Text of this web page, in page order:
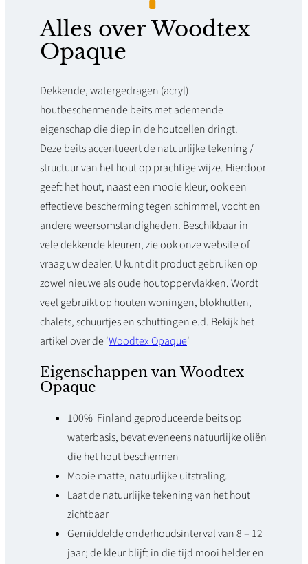
0
u
e
n
t
a
l
Alles over Woodtex
Opaque
Dekkende, watergedragen (acryl)
houtbeschermende beits met ademende
eigenschap die diep in de houtcellen dringt.
Deze beits accentueert de natuurlijke tekening /
structuur van het hout op prachtige wijze. Hierdoor
geeft het hout, naast een mooie kleur, ook een
effectieve bescherming tegen schimmel, vocht en
andere weersomstandigheden. Beschikbaar in
vele dekkende kleuren, zie ook onze website of
vraag uw dealer. U kunt dit product gebruiken op
zowel nieuwe als oude houtoppervlakken. Wordt
veel gebruikt op houten woningen, blokhutten,
chalets, schuurtjes en schuttingen e.d. Bekijk het
artikel over de ‘Woodtex Opaque‘
Eigenschappen van Woodtex
Opaque
100% Finland geproduceerde beits op
waterbasis, bevat eveneens natuurlijke oliën
die het hout beschermen
Mooie matte, natuurlijke uitstraling.
Laat de natuurlijke tekening van het hout
zichtbaar
Gemiddelde onderhoudsinterval van 8 – 12
jaar; de kleur blijft in die tijd mooi helder en